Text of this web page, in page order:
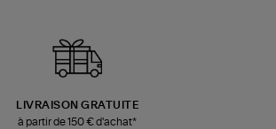
LIVRAISON GRATUITE
à partir de 150 € d'achat*